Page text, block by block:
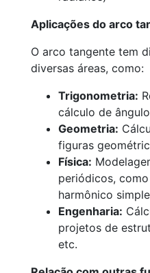
Aplicações do arco
O arco tangente tem
diversas áreas, como:
Trigonometria:
cálculo de
Geometria:
figuras
Física:
periódicos,
harmônico
Engenharia:
projetos de
etc.